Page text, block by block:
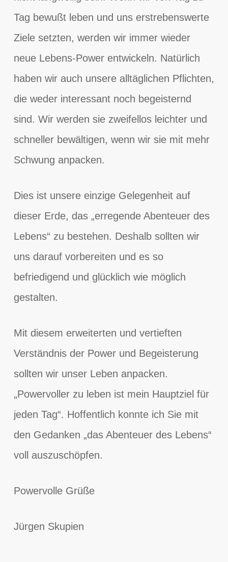
Tag bewußt leben und uns erstrebenswerte
Ziele setzten, werden wir immer wieder
neue Lebens-Power entwickeln. Natürlich
haben wir auch unsere alltäglichen Pflichten,
die weder interessant noch begeisternd
sind. Wir werden sie zweifellos leichter und
schneller bewältigen, wenn wir sie mit mehr
Schwung anpacken.
Dies ist unsere einzige Gelegenheit auf
dieser Erde, das „erregende Abenteuer des
Lebens“ zu bestehen. Deshalb sollten wir
uns darauf vorbereiten und es so
befriedigend und glücklich wie möglich
gestalten.
Mit diesem erweiterten und vertieften
Verständnis der Power und Begeisterung
sollten wir unser Leben anpacken.
„Powervoller zu leben ist mein Hauptziel für
jeden Tag“. Hoffentlich konnte ich Sie mit
den Gedanken „das Abenteuer des Lebens“
voll auszuschöpfen.
Powervolle Grüße
Jürgen Skupien